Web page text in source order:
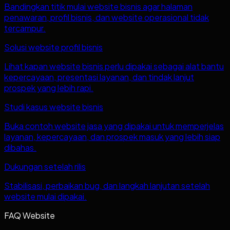
Bandingkan titik mulai website bisnis agar halaman
penawaran, profil bisnis, dan website operasional tidak
tercampur.
Solusi website profil bisnis
Lihat kapan website bisnis perlu dipakai sebagai alat bantu
kepercayaan, presentasi layanan, dan tindak lanjut
prospek yang lebih rapi.
Studi kasus website bisnis
Buka contoh website jasa yang dipakai untuk memperjelas
layanan, kepercayaan, dan prospek masuk yang lebih siap
dibahas.
Dukungan setelah rilis
Stabilisasi, perbaikan bug, dan langkah lanjutan setelah
website mulai dipakai.
FAQ Website